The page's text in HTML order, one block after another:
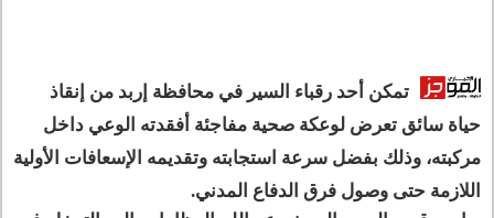
تمكن أحد رقباء السير في محافظة إربد من إنقاذ
حياة سائق تعرض لوعكة صحية مفاجئة أفقدته الوعي داخل
مركبته، وذلك بفضل سرعة استجابته وتقديمه الإسعافات الأولية
اللازمة حتى وصول فرق الدفاع المدني.